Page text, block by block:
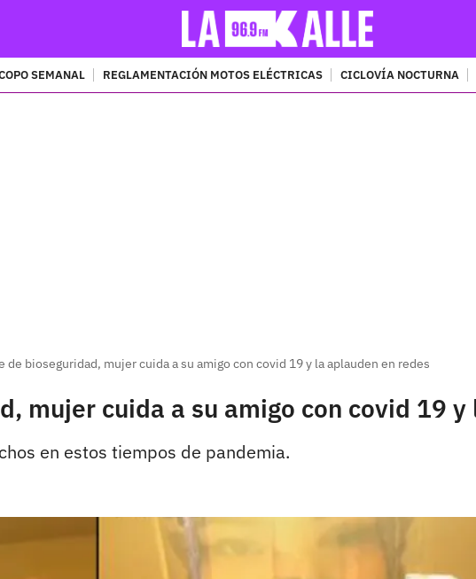
SEMANAL REGLAMENTACIÓN MOTOS ELÉCTRICAS CICLOVÍA NOCTURNA
de bioseguridad, mujer cuida a su amigo con covid 19 y la aplauden en redes
mujer cuida a su amigo con covid 19
en estos tiempos de pandemia.